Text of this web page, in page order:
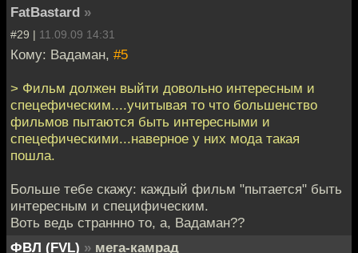
FatBastard »
#29 | 11.09.09 14:31
Кому: Вадаман, #5
> Фильм должен выйти довольно интересным и
спецефическим....учитывая то что большенство
фильмов пытаются быть интересными и
спецефическими...наверное у них мода такая
пошла.
Больше тебе скажу: каждый фильм "пытается" быть
интересным и специфическим.
Воть ведь страннно то, а, Вадаман??
ФВЛ (FVL) » мега-камрад